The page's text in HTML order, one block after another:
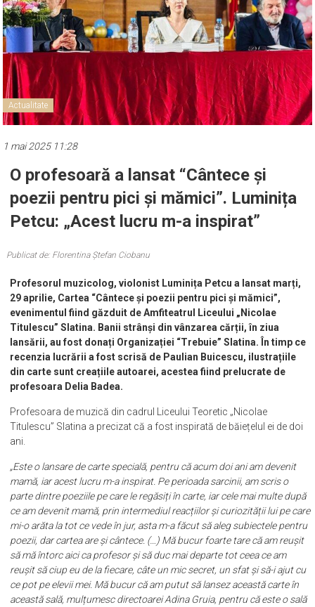
Actualitate
1 mai 2025 11:28
O profesoară a lansat “Cântece și
poezii pentru pici și mămici”. Luminița
Petcu: „Acest lucru m-a inspirat”
Publicat de: Florentina Ștefan Ciobanu
Profesorul muzicolog, violonist Luminița Petcu a lansat marți,
29 aprilie, Cartea “Cântece și poezii pentru pici și mămici”,
evenimentul fiind găzduit de Amfiteatrul Liceului „Nicolae
Titulescu” Slatina. Banii strânși din vânzarea cărții, în ziua
lansării, au fost donați Organizației “Trebuie” Slatina. În timp ce
recenzia lucrării a fost scrisă de Paulian Buicescu, ilustrațiile
din carte sunt creațiile autoarei, acestea fiind prelucrate de
profesoara Delia Badea.
Profesoara de muzică din cadrul Liceului Teoretic „Nicolae
Titulescu” Slatina a precizat că a fost inspirată de băiețelul ei de doi
ani.
„Este o lansare de carte specială, pentru că acum doi ani am devenit
mamă, iar acest lucru m-a inspirat. Pe perioada sarcinii, am scris o
parte dintre poeziile pe care le regăsiți în carte, iar cele mai multe după
ce am devenit mamă, prin intermediul reacțiilor și curiozității lui pe care
mi-o arăta la tot ce vede în jur, asta m-a făcut să aleg subiectele pentru
poezii, dar cartea are și cântece. (…) Mă bucur foarte tare că am reușit
să mă întorc aici ca profesor și să duc mai departe tot ceea ce am
reușit să ciup eu de la fiecare, câte un mic secret, un sfat și să-i ajut cu
ce pot pe elevii mei. Mă bucur că am putut să lansez această carte în
această sală, mulțumesc directoarei Adina Gruia, pentru că este o sală